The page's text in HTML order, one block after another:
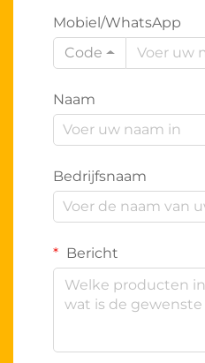
Mobiel/WhatsApp
Code
Naam
Bedrijfsnaam
Bericht